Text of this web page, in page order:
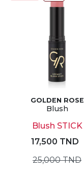
GOLDEN ROSE
Blush
Blush STICK
17,500 TND
25,000 TND